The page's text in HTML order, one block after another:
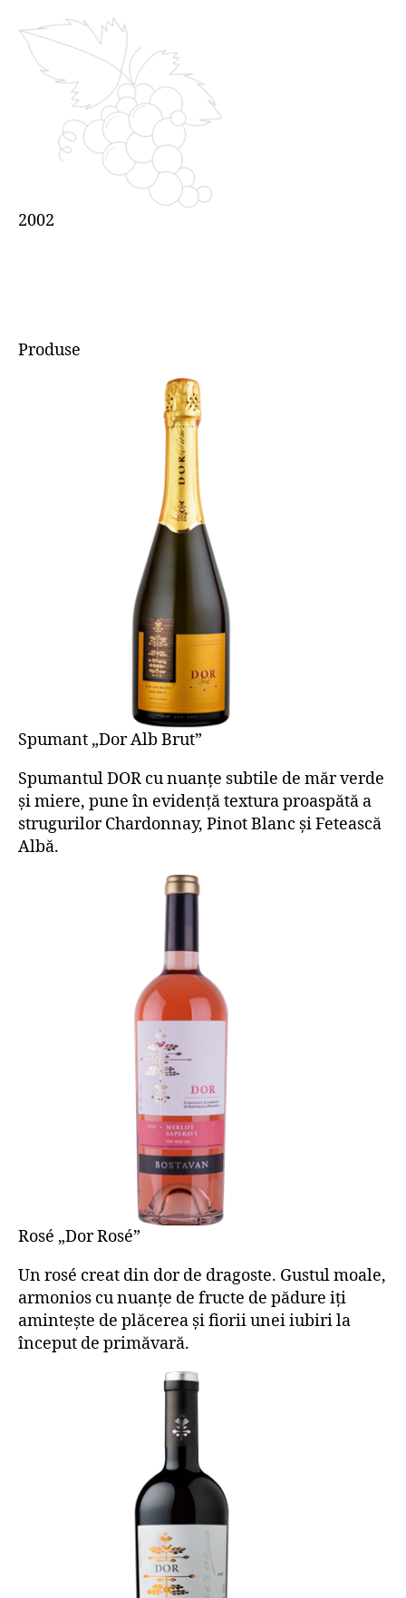
2002
Produse
Spumant „Dor Alb Brut”
Spumantul DOR cu nuanțe subtile de măr verde
și miere, pune în evidență textura proaspătă a
strugurilor Chardonnay, Pinot Blanc și Fetească
Albă.
Rosé „Dor Rosé”
Un rosé creat din dor de dragoste. Gustul moale,
armonios cu nuanțe de fructe de pădure iți
amintește de plăcerea și fiorii unei iubiri la
început de primăvară.